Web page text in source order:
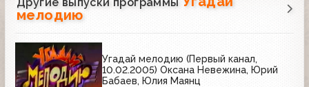
мелодию
Угадай мелодию (Первый канал,
10.02.2005) Оксана Невежина, Юрий
Бабаев, Юлия Маянц